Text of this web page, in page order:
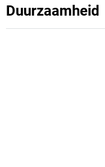
Duurzaamheid